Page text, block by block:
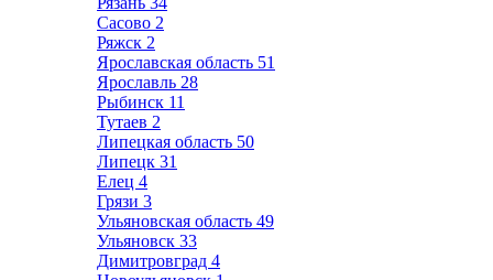
Сасово 2
Ряжск 2
Ярославская область 51
Ярославль 28
Рыбинск 11
Тутаев 2
Липецкая область 50
Липецк 31
Елец 4
Грязи 3
Ульяновская область 49
Ульяновск 33
Димитровград 4